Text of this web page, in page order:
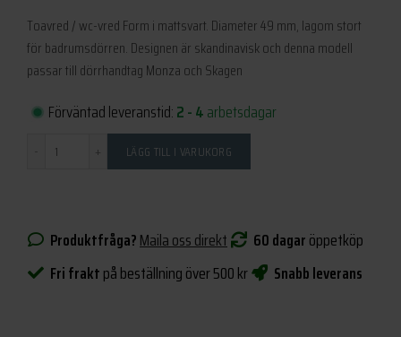
Toavred / wc-vred Form i mattsvart. Diameter 49 mm, lagom stort
för badrumsdörren. Designen är skandinavisk och denna modell
passar till dörrhandtag Monza och Skagen
Förväntad leveranstid:2 - 4arbetsdagar
LÄGG TILL I VARUKORG
Produktfråga?Maila oss direkt 60 dagaröppetköp
Fri fraktpå beställning över 500 kr Snabb leverans